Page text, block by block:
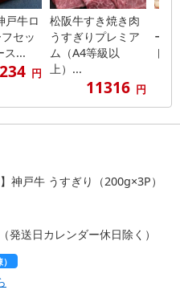
戸牛ロ
セッ
ス...
円
松阪牛すき焼き肉
うすぎりプレミア
ム（A4等級以
上）...
11316 円
ー
ト(
神戸牛 うすぎり（200g×3P）
発送日カレンダー休日除く）